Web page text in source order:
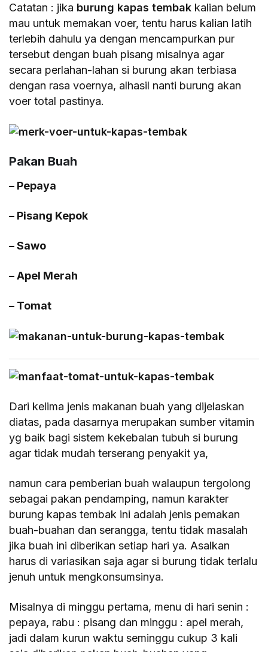
Catatan : jika burung kapas tembak kalian belum
mau untuk memakan voer, tentu harus kalian latih
terlebih dahulu ya dengan mencampurkan pur
tersebut dengan buah pisang misalnya agar
secara perlahan-lahan si burung akan terbiasa
dengan rasa voernya, alhasil nanti burung akan
voer total pastinya.
Pakan Buah
– Pepaya
– Pisang Kepok
– Sawo
– Apel Merah
– Tomat
Dari kelima jenis makanan buah yang dijelaskan
diatas, pada dasarnya merupakan sumber vitamin
yg baik bagi sistem kekebalan tubuh si burung
agar tidak mudah terserang penyakit ya,
namun cara pemberian buah walaupun tergolong
sebagai pakan pendamping, namun karakter
burung kapas tembak ini adalah jenis pemakan
buah-buahan dan serangga, tentu tidak masalah
jika buah ini diberikan setiap hari ya. Asalkan
harus di variasikan saja agar si burung tidak terlalu
jenuh untuk mengkonsumsinya.
Misalnya di minggu pertama, menu di hari senin :
pepaya, rabu : pisang dan minggu : apel merah,
jadi dalam kurun waktu seminggu cukup 3 kali